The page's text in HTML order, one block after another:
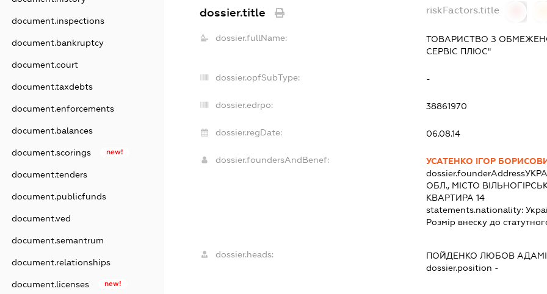
document.inspections
document.bankruptcy
document.court
document.taxdebts
document.enforcements
document.balances
document.scorings new!
document.tenders
document.publicfunds
document.ved
document.semantrum
document.relationships
document.licenses new!
dossier.title riskFactors.title
dossier.fullName:
ТОВАРИСТВО З
СЕРВІС ПЛЮС"
dossier.opfSubType: -
dossier.edrpo: 38861970
dossier.regDate: 06.08.14
dossier.foundersAndBenef:
УСАТЕНКО ІГОР
dossier.founderAddress
ОБЛ., МІСТО
КВАРТИРА 14
statements.nationality:
Розмір внеску до
dossier.heads: ПОЙДЕНКО ЛЮБОВ
dossier.position -